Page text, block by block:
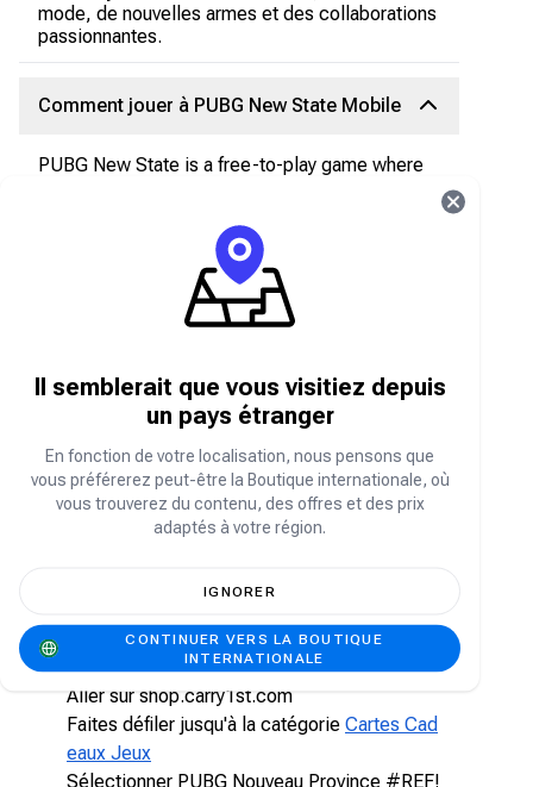
mode, de nouvelles armes et des collaborations
passionnantes.
Comment jouer à PUBG New State Mobile
PUBG New State is a free-to-play game where
vehicles, and consumables in order to fight for
survival in an ever-shrinking play area. To
enhance your gaming experience purchase
PUBG New state Mobile gift vouchers online on
Boutique Carry1st.
Où acheter des cartes-cadeaux PUBG New
State Mobile en ligne
Grab your PUBG New State Mobile gift card
vouchers from theBoutique Carry1st. We accept
secure payment methods, like PayPal, Chipper,
Crypto, bank transfers, and more. We also offer
affordable rates with discounted prices and
PUBG New State Mobile en ligne sur la
boutique Carry1st
Aller sur shop.carry1st.com
Faites défiler jusqu'à la catégorie Cartes Cad
eaux Jeux
Sélectionner PUBG Nouveau Province #REF!
Il semblerait que vous visitiez depuis
un pays étranger
En fonction de votre localisation, nous pensons que
vous préférerez peut-être la Boutique internationale, où
vous trouverez du contenu, des offres et des prix
adaptés à votre région.
IGNORER
CONTINUER VERS LA BOUTIQUE
INTERNATIONALE